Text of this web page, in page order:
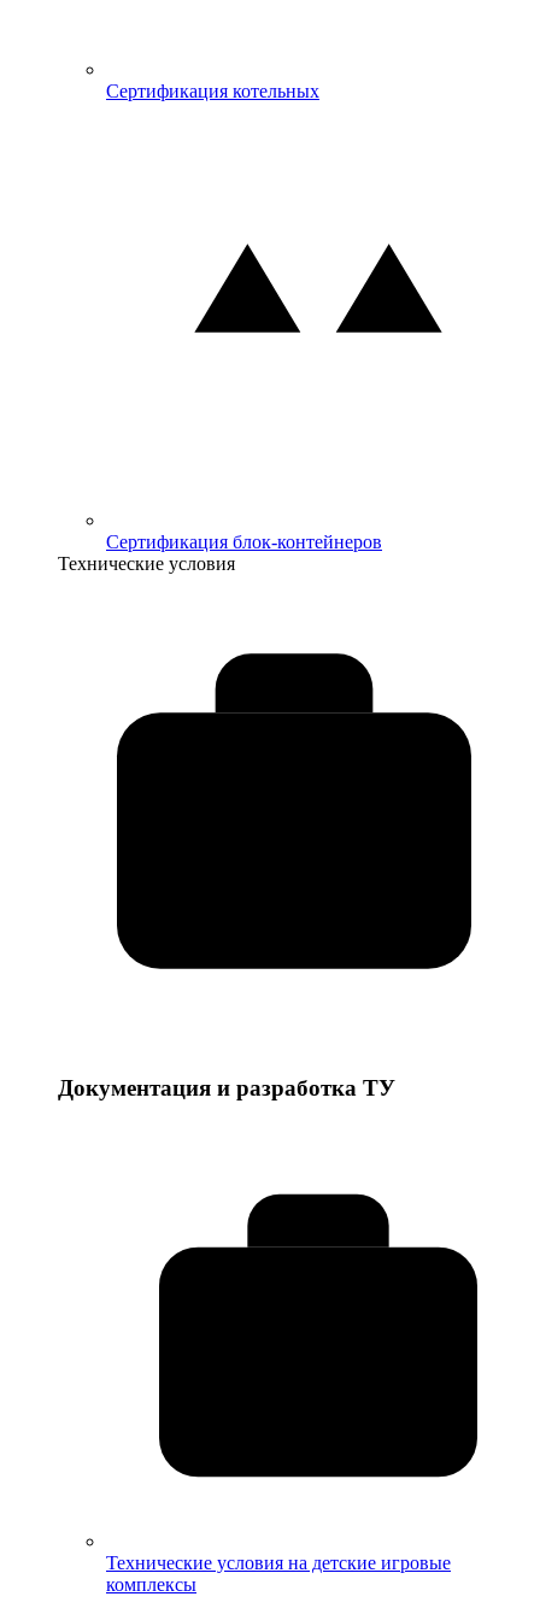
Сертификация котельных
Сертификация блок-контейнеров
Технические условия
Документация и разработка ТУ
Технические условия на детские игровые
комплексы